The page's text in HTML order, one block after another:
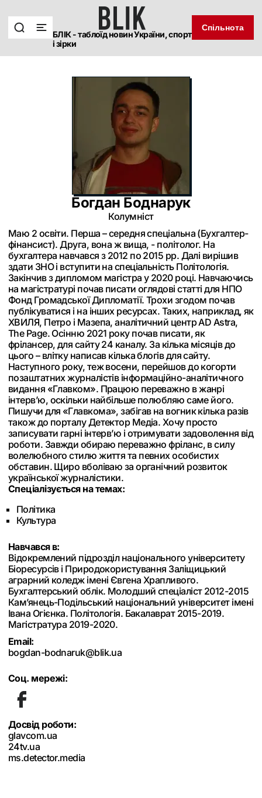
БЛІК - таблоїд новин України, спорт
і зірки
Спільнота
Богдан Боднарук
Колумніст
Маю 2 освіти. Перша – середня спеціальна (Бухгалтер-
фінансист). Друга, вона ж вища, - політолог. На
бухгалтера навчався з 2012 по 2015 рр. Далі вирішив
здати ЗНО і вступити на спеціальність Політологія.
Закінчив з дипломом магістра у 2020 році. Навчаючись
на магістратурі почав писати оглядові статті для НПО
Фонд Громадської Дипломатії. Трохи згодом почав
публікуватися і на інших ресурсах. Таких, наприклад, як
ХВИЛЯ, Петро і Мазепа, аналітичний центр AD Astra,
The Page. Осінню 2021 року почав писати, як
фрілансер, для сайту 24 каналу. За кілька місяців до
цього – влітку написав кілька блогів для сайту.
Наступного року, теж восени, перейшов до когорти
позаштатних журналістів інформаційно-аналітичного
видання «Главком». Працюю переважно в жанрі
інтерв’ю, оскільки найбільше полюбляю саме його.
Пишучи для «Главкома», забігав на вогник кілька разів
також до порталу Детектор Медіа. Хочу просто
записувати гарні інтерв’ю і отримувати задоволення від
роботи. Завжди обираю переважно фріланс, в силу
волелюбного стилю життя та певних особистих
обставин. Щиро вболіваю за органічний розвиток
української журналістики.
Спеціалізується на темах:
Політика
Культура
Навчався в:
Відокремлений підрозділ національного університету
Біоресурсів і Природокористування Заліщицький
аграрний коледж імені Євгена Храпливого.
Бухгалтерський облік. Молодший спеціаліст 2012-2015
Кам’янець-Подільський національний університет імені
Івана Огієнка. Політологія. Бакалаврат 2015-2019.
Магістратура 2019-2020.
Email:
bogdan-bodnaruk@blik.ua
Соц. мережі:
Досвід роботи:
glavcom.ua
24tv.ua
ms.detector.media